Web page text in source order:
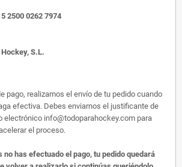
2500 0262 7974
S.L.
pago, realizamos el envío de tu pedido cuando
efectiva. Debes enviarnos el justificante de
electrónico info@todoparahockey.com para
el proceso.
no has efectuado el pago, tu pedido quedará